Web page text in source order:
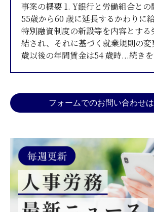
事案の概要 1. Y銀行と労働組合との
55歳から60 歳に延長するかわりに
特別融資制度の新設等を内容とする
結され、それに基づく就業規則の変
歳以後の年間賃金は54 歳時...続き
フォームでのお問い合わせ